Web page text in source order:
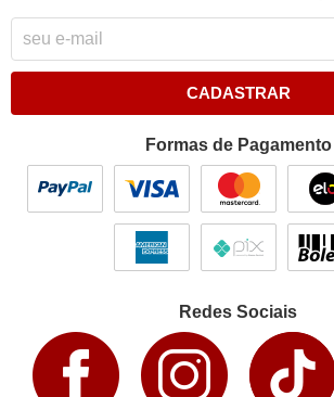
CADASTRAR
Formas de Pagamento
Redes Sociais